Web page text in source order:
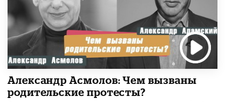
Александр Асмолов: Чем вызваны
родительские протесты?